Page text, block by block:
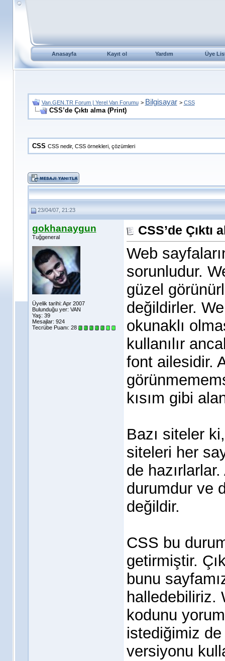
Anasayfa Kayıt ol Yardım Üye
Van.GEN.TR Forum | Yerel Van Forumu > Bilgisayar > CSS
CSS’de Çıktı alma (Print)
CSS CSS nedir, CSS örnekleri, çözümleri
23/04/07, 21:23
gokhanaygun
Tuğgeneral
Üyelik tarihi: Apr 2007
Bulunduğu yer: VAN
Yaş: 39
Mesajlar: 924
Tecrübe Puanı: 28
CSS’de Çıktı
Web
sorunludur.
güzel
değildirler.
okunaklı
kullanılır
font ailesidir.
kısım gibi
Bazı siteler
siteleri her
de
durumdur ve
değildir.
CSS bu
getirmiştir.
bunu
halledebiliriz.
kodunu
istediğimiz de
versiyonu